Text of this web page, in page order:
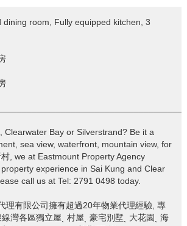
room, Fully equipped kitchen, 3
Bay or Silverstrand? Be it a
sea view, waterfront, mountain view, for
, we at Eastmount Property Agency
experience in Sai Kung and Clear
call us at Tel: 2791 0498 today.
理有限公司擁有超過20年物業代理經驗, 專
灣各區獨立屋ˎ 村屋ˎ 豪宅別墅ˎ 大花園ˎ 海